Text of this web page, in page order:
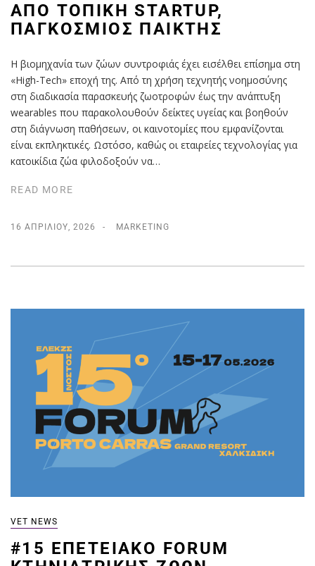
ΑΠΌ ΤΟΠΙΚΉ STARTUP,
ΠΑΓΚΌΣΜΙΟΣ ΠΑΊΚΤΗΣ
Η βιομηχανία των ζώων συντροφιάς έχει εισέλθει επίσημα στη
«High-Tech» εποχή της. Από τη χρήση τεχνητής νοημοσύνης
στη διαδικασία παρασκευής ζωοτροφών έως την ανάπτυξη
wearables που παρακολουθούν δείκτες υγείας και βοηθούν
στη διάγνωση παθήσεων, οι καινοτομίες που εμφανίζονται
είναι εκπληκτικές. Ωστόσο, καθώς οι εταιρείες τεχνολογίας για
κατοικίδια ζώα φιλοδοξούν να…
READ MORE
16 ΑΠΡΙΛΊΟΥ, 2026 MARKETING
VET NEWS
#15 ΕΠΕΤΕΙΑΚΌ FORUM